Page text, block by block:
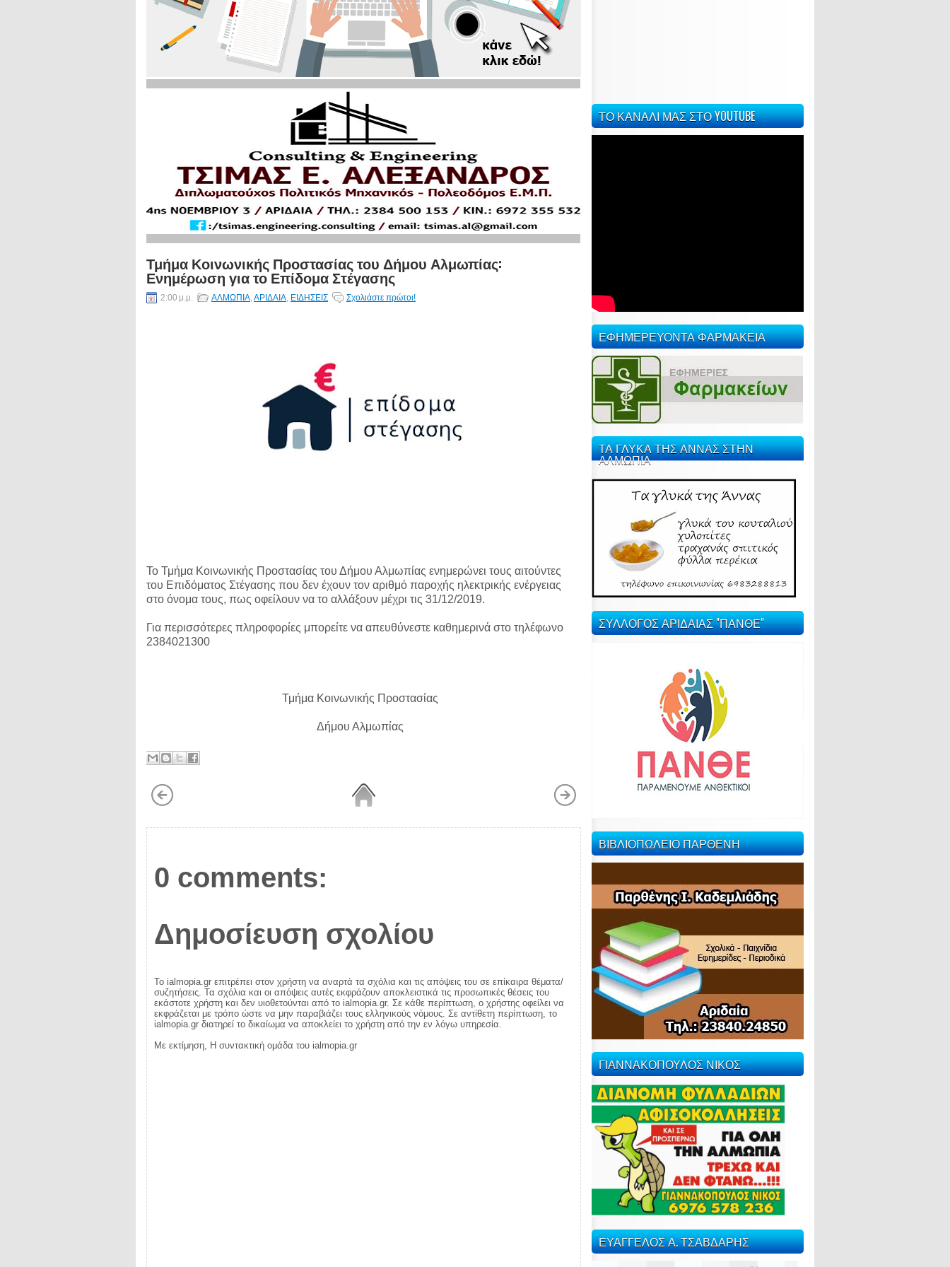
Τμήμα Κοινωνικής Προστασίας του Δήμου Αλμωπίας:
Ενημέρωση για το Επίδομα Στέγασης
2:00 μ.μ. ΑΛΜΩΠΙΑ,ΑΡΙΔΑΙΑ, ΕΙΔΗΣΕΙΣ Σχολιάστε πρώτοι!
Το Τμήμα Κοινωνικής Προστασίας του Δήμου Αλμωπίας ενημερώνει τους αιτούντες
του Επιδόματος Στέγασης που δεν έχουν τον αριθμό παροχής ηλεκτρικής ενέργειας
στο όνομα τους, πως οφείλουν να το αλλάξουν μέχρι τις 31/12/2019.
Για περισσότερες πληροφορίες μπορείτε να απευθύνεστε καθημερινά στο τηλέφωνο
2384021300
Τμήμα Κοινωνικής Προστασίας
Δήμου Αλμωπίας
0 comments:
Δημοσίευση σχολίου
Το ialmopia.gr επιτρέπει στον χρήστη να αναρτά τα σχόλια και τις απόψεις του σε επίκαιρα θέματα/
συζητήσεις. Τα σχόλια και οι απόψεις αυτές εκφράζουν αποκλειστικά τις προσωπικές θέσεις του
εκάστοτε χρήστη και δεν υιοθετούνται από το ialmopia.gr. Σε κάθε περίπτωση, ο χρήστης οφείλει να
εκφράζεται με τρόπο ώστε να μην παραβιάζει τους ελληνικούς νόμους. Σε αντίθετη περίπτωση, το
ialmopia.gr διατηρεί το δικαίωμα να αποκλείει το χρήστη από την εν λόγω υπηρεσία.
Με εκτίμηση, Η συντακτική ομάδα του ialmopia.gr
ΤΟ ΚΑΝΑΛΙ ΜΑΣ ΣΤΟ YOUTUBE
ΕΦΗΜΕΡΕΥΟΝΤΑ ΦΑΡΜΑΚΕΙΑ
ΤΑ ΓΛΥΚΑ ΤΗΣ ΑΝΝΑΣ ΣΤΗΝ
ΑΛΜΩΠΙΑ
ΣΥΛΛΟΓΟΣ ΑΡΙΔΑΙΑΣ "ΠΑΝΘΕ"
ΒΙΒΛΙΟΠΩΛΕΙΟ ΠΑΡΘΕΝΗ
ΓΙΑΝΝΑΚΟΠΟΥΛΟΣ ΝΙΚΟΣ
ΕΥΑΓΓΕΛΟΣ Α. ΤΣΑΒΔΑΡΗΣ